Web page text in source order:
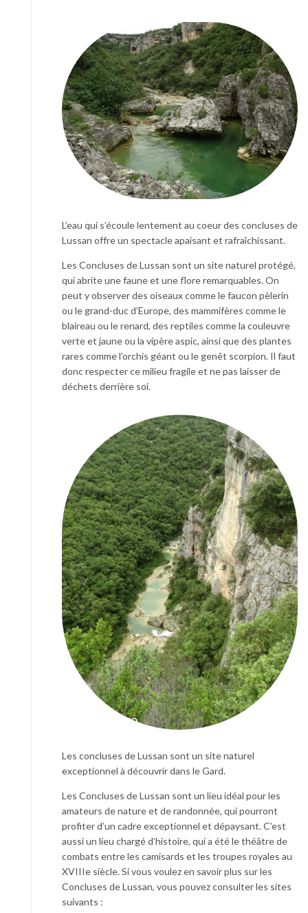
L’eau qui s’écoule lentement au coeur des concluses de
Lussan offre un spectacle apaisant et rafraîchissant.
Les Concluses de Lussan sont un site naturel protégé,
qui abrite une faune et une flore remarquables. On
peut y observer des oiseaux comme le faucon pèlerin
ou le grand-duc d’Europe, des mammifères comme le
blaireau ou le renard, des reptiles comme la couleuvre
verte et jaune ou la vipère aspic, ainsi que des plantes
rares comme l’orchis géant ou le genêt scorpion. Il faut
donc respecter ce milieu fragile et ne pas laisser de
déchets derrière soi.
Les concluses de Lussan sont un site naturel
exceptionnel à découvrir dans le Gard.
Les Concluses de Lussan sont un lieu idéal pour les
amateurs de nature et de randonnée, qui pourront
profiter d’un cadre exceptionnel et dépaysant. C’est
aussi un lieu chargé d’histoire, qui a été le théâtre de
combats entre les camisards et les troupes royales au
XVIIIe siècle. Si vous voulez en savoir plus sur les
Concluses de Lussan, vous pouvez consulter les sites
suivants :